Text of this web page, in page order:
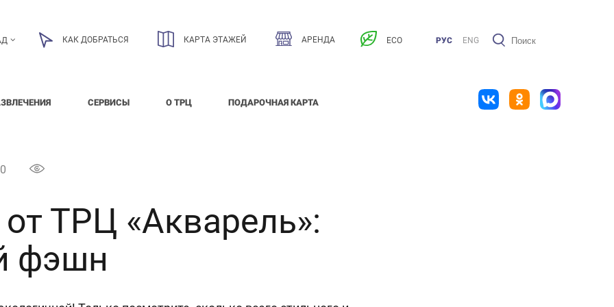
КАК ДОБРАТЬСЯ КАРТА ЭТАЖЕЙ АРЕНДА ECO РУС ENG
СЕРВИСЫ О ТРЦ ПОДАРОЧНАЯ КАРТА
0
ТРЦ «Акварель»:
фэшн